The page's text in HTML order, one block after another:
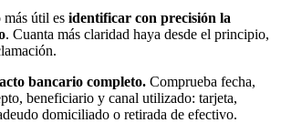
más útil es identificar con precisión la
. Cuanta más claridad haya desde el principio,
bancario completo. Comprueba fecha,
beneficiario y canal utilizado: tarjeta,
domiciliado o retirada de efectivo.